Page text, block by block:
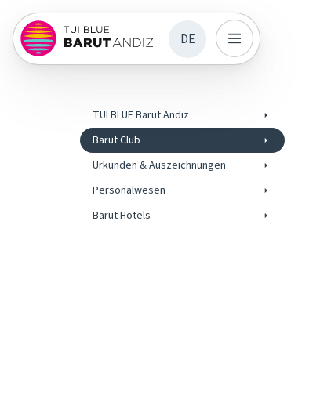
DE
TUI BLUE Barut Andız
Barut Club
Urkunden & Auszeichnungen
Personalwesen
Barut Hotels